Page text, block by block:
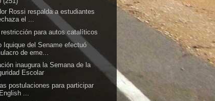
Rossi respalda a estudiantes
el ...
restricción para autos catalíticos
Iquique del Sename efectuó
de eme...
inaugura la Semana de la
Escolar
postulaciones para participar
...